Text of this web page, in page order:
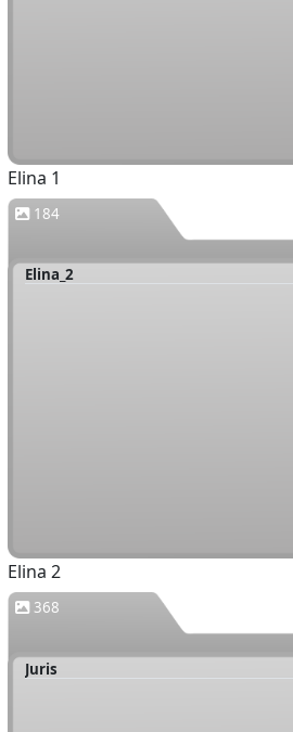
Elina 1
184
Elina_2
Elina 2
368
Juris